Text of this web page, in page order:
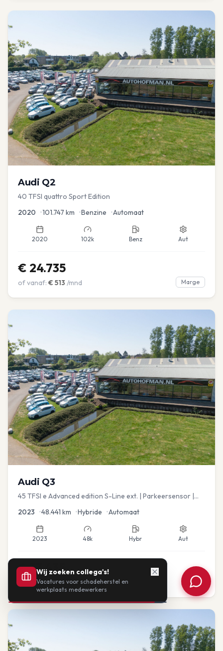
Audi Q2
40 TFSI quattro Sport Edition
2020 •101.747 km •Benzine •Automaat
2020 102k Benz Aut
€ 24.735
of vanaf: € 513 /mnd Marge
Audi Q3
45 TFSI e Advanced edition S-Line ext. | Parkeersensor |
2023 •48.441 km •Hybride •Automaat
2023 48k Hybr Aut
€33.435
of vanaf: €693/mnd BTW
Wij zoeken collega's!
Vacatures voor schadeherstel en
werkplaats medewerkers